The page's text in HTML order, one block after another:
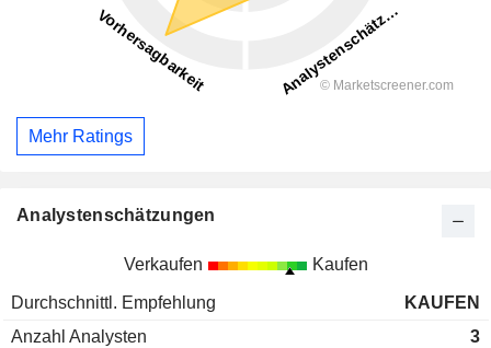
Mehr Ratings
Analystenschätzungen
Verkaufen Kaufen
Durchschnittl. Empfehlung
KAUFEN
Anzahl Analysten
3